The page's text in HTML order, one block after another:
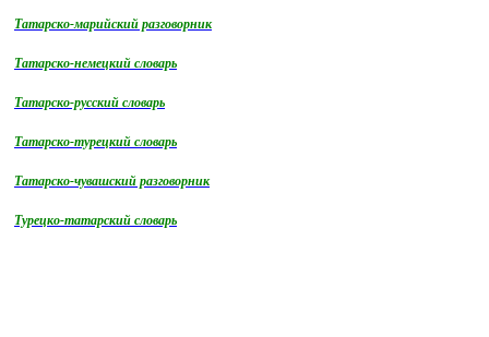
Татарско-марийский разговорник
Татарско-немецкий словарь
Татарско-русский словарь
Татарско-турецкий словарь
Татарско-чувашский разговорник
Турецко-татарский словарь